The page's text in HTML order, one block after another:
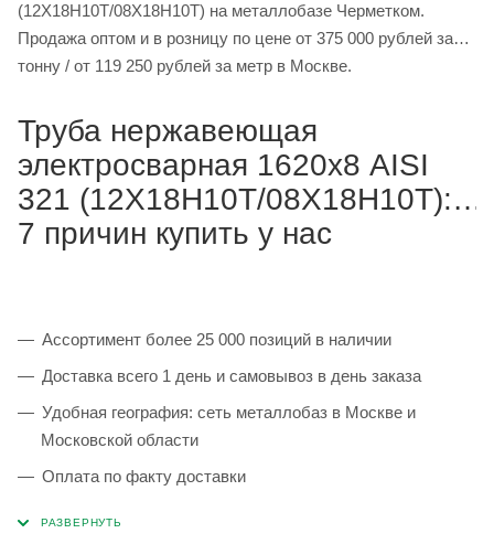
(12Х18Н10Т/08Х18Н10Т) на металлобазе Черметком.
Продажа оптом и в розницу по цене от 375 000 рублей за
тонну / от 119 250 рублей за метр в Москве.
Труба нержавеющая
электросварная 1620х8 AISI
321 (12Х18Н10Т/08Х18Н10Т):
7 причин купить у нас
Ассортимент более 25 000 позиций в наличии
Доставка всего 1 день и самовывоз в день заказа
Удобная география: сеть металлобаз в Москве и
Московской области
Оплата по факту доставки